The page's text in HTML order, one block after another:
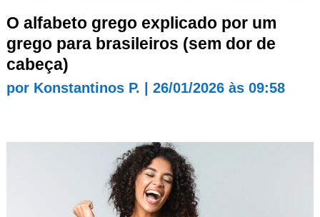
O alfabeto grego explicado por um
grego para brasileiros (sem dor de
cabeça)
por Konstantinos P. 26/01/2026 às 09:58